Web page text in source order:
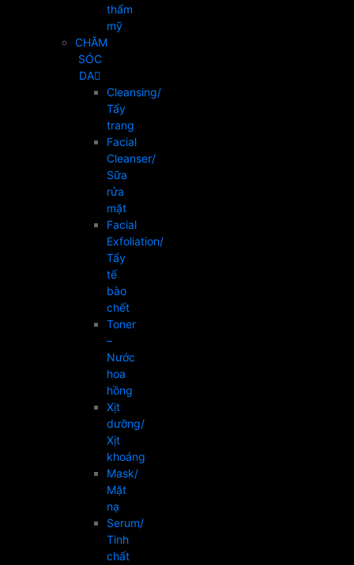
thẩm
mỹ
CHĂM
SÓC
DA
Cleansing/
Tẩy
trang
Facial
Cleanser/
Sữa
rửa
mặt
Facial
Exfoliation/
Tẩy
tế
bào
chết
Toner
–
Nước
hoa
hồng
Xịt
dưỡng/
Xịt
khoáng
Mask/
Mặt
nạ
Serum/
Tinh
chất